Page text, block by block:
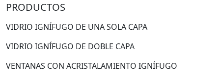
PRODUCTOS
VIDRIO IGNÍFUGO DE UNA SOLA CAPA
VIDRIO IGNÍFUGO DE DOBLE CAPA
VENTANAS CON ACRISTALAMIENTO IGNÍFUGO